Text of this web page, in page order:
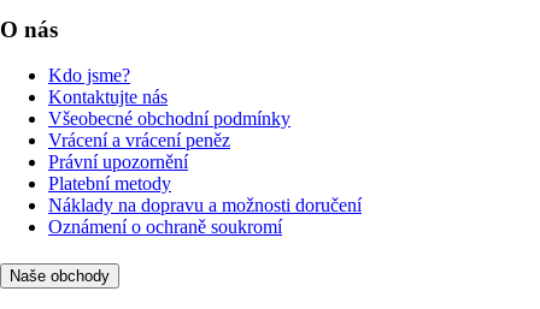
O nás
Kdo jsme?
Kontaktujte nás
Všeobecné obchodní podmínky
Vrácení a vrácení peněz
Právní upozornění
Platební metody
Náklady na dopravu a možnosti doručení
Oznámení o ochraně soukromí
Naše obchody